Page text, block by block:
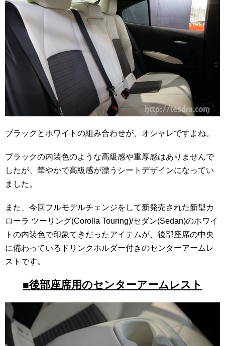
ブラックとホワイトの組み合わせが、オシャレですよね。
ブラックの内装色のような高級感や重厚感はありませんで
したが、華やかで高級感が漂うシートデザインになってい
ました。
また、今回フルモデルチェンジをして新発売された新型カ
ローラ ツーリング(Corolla Touring)/セダン(Sedan)のホワイ
トの内装色で印象てきだったアイテムが、後部座席の中央
に備わっているドリンクホルダー付きのセンターアームレ
ストです。
■後部座席用のセンターアームレスト